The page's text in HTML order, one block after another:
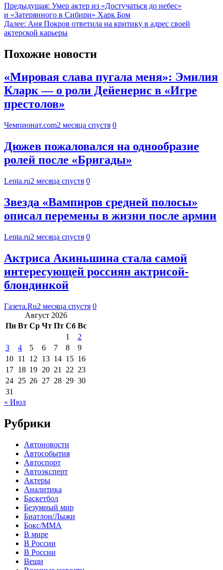
Предыдущая: Умер актер из «Достучаться до небес»
и «Затерянного в Сибири» Харк Бом
Далее: Аня Покров ответила на критику в адрес своей
актерской карьеры
Похожие новости
«Мировая слава пугала меня»: Эмилия
Кларк — о роли Дейенерис в «Игре
престолов»
Чемпионат.com2 месяца спустя 0
Дюжев пожаловался на однообразие
ролей после «Бригады»
Lenta.ru2 месяца спустя 0
Звезда «Вампиров средней полосы»
описал перемены в жизни после армии
Lenta.ru2 месяца спустя 0
Актриса Акиньшина стала самой
интересующей россиян актрисой-
блондинкой
Газета.Ru2 месяца спустя 0
Август 2026
Пн Вт Ср Чт Пт Сб Вс
1
2
3
4 5 6 7 8
9
10 11 12 13 14 15 16
17 18 19 20 21 22 23
24 25 26 27 28 29 30
31
« Июл
Рубрики
Автоновости
Автособытия
Автоспорт
Автоэксперт
Актеры
Аналитика
Баскетбол
Безумный мир
Биатлон/Лыжи
Бокс/MMA
В мире
В России
В России
Вещи